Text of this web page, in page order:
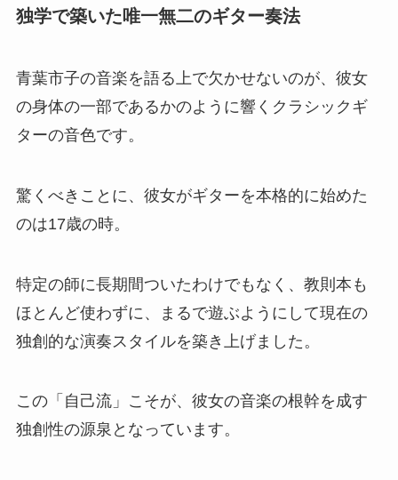
独学で築いた唯一無二のギター奏法
青葉市子の音楽を語る上で欠かせないのが、彼女
の身体の一部であるかのように響くクラシックギ
ターの音色です。
驚くべきことに、彼女がギターを本格的に始めた
のは17歳の時。
特定の師に長期間ついたわけでもなく、教則本も
ほとんど使わずに、まるで遊ぶようにして現在の
独創的な演奏スタイルを築き上げました。
この「自己流」こそが、彼女の音楽の根幹を成す
独創性の源泉となっています。